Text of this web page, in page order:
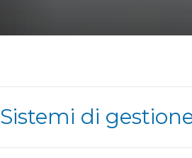
Sistemi di